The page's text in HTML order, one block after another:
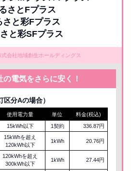
さとFプラス
さと彩Fプラス
と彩SFプラス
会社地域創生ホールディングス
の電気をさらに安く！
分Aの場合）
使用電力量 単位
料金(税込)
15kWh以下 1契約 336.87円
15kWhを超え
120kWh以下
1kWh 20.76円
120kWhを超え
300kWh以下
1kWh 27.44円